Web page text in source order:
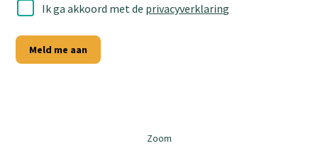
Ik ga akkoord met de privacyverklaring
Meld me aan
Zoom